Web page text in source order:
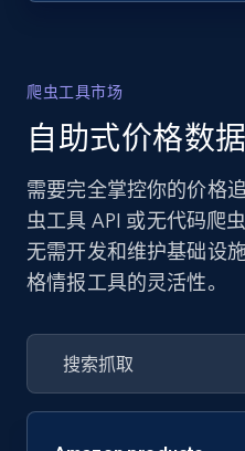
爬虫工具市场
自助式价格数
需要完全掌控你的价格
虫工具 API 或无代码爬
无需开发和维护基础设
格情报工具的灵活性。